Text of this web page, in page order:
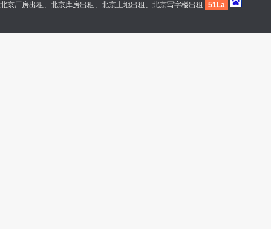
北京厂房出租、北京库房出租、北京土地出租、北京写字楼出租
51La